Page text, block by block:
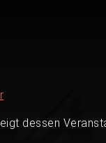
dessen